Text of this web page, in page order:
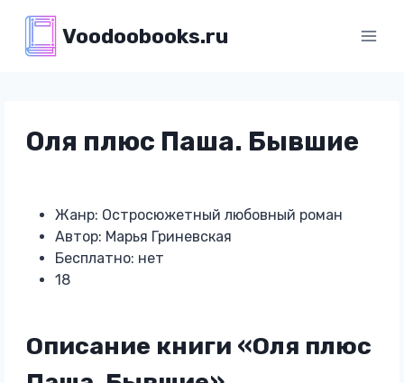
содержимому
Voodoobooks.ru
Оля плюс Паша. Бывшие
Жанр: Остросюжетный любовный роман
Автор: Марья Гриневская
Бесплатно: нет
18
Описание книги «Оля плюс